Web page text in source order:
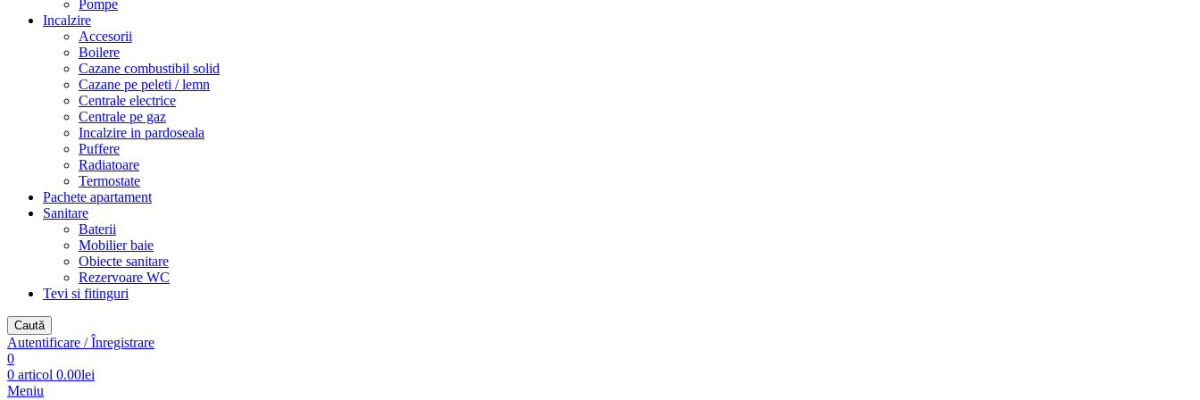
Pompe
Incalzire
Accesorii
Boilere
Cazane combustibil solid
Cazane pe peleti / lemn
Centrale electrice
Centrale pe gaz
Incalzire in pardoseala
Puffere
Radiatoare
Termostate
Pachete apartament
Sanitare
Baterii
Mobilier baie
Obiecte sanitare
Rezervoare WC
Tevi si fitinguri
Caută
Autentificare / Înregistrare
0
0 articol 0.00lei
Meniu